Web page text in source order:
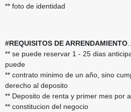
** foto de identidad
#REQUISITOS DE ARRENDAMIENTO
** se puede reservar 1 - 25 dias
puede
** contrato minimo de un año, sino
derecho al deposito
** Deposito de renta y primer mes por
** constitucion del negocio